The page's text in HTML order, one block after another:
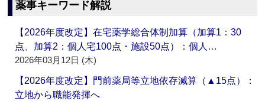
薬事キーワード解説
【2026年度改定】在宅薬学総合体制加算（加算1：30
点、加算2：個人宅100点・施設50点）：個人…
2026年03月12日 (木)
【2026年度改定】門前薬局等立地依存減算（▲15点）：
立地から職能発揮へ